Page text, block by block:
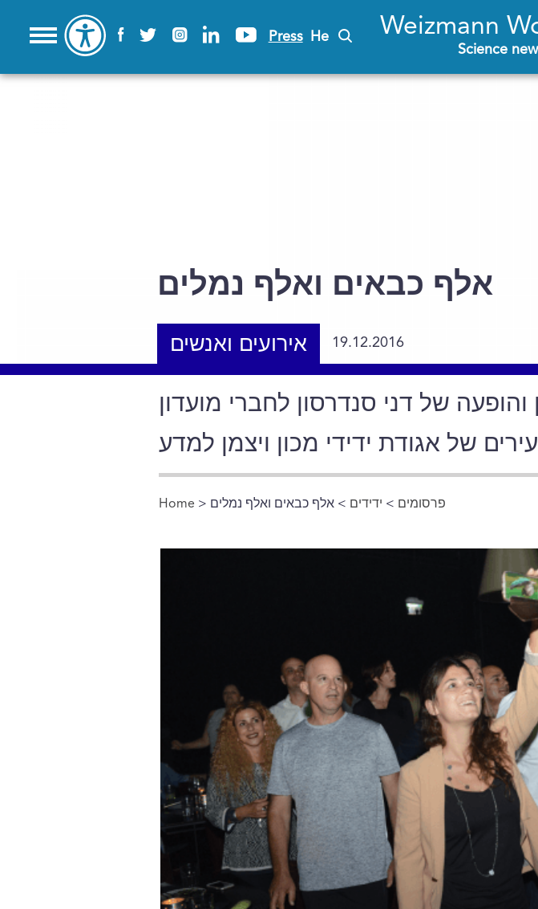
Press He Weizmann
Science
אלף כבאים ואלף נמלים
אירועים ואנשים 19.12.2016
של דני סנדרסון לחברי מועדון
של אגודת ידידי מכון ויצמן למדע
You are here
Home > פרסומים > ידידים > אלף כבאים ואלף נמלים